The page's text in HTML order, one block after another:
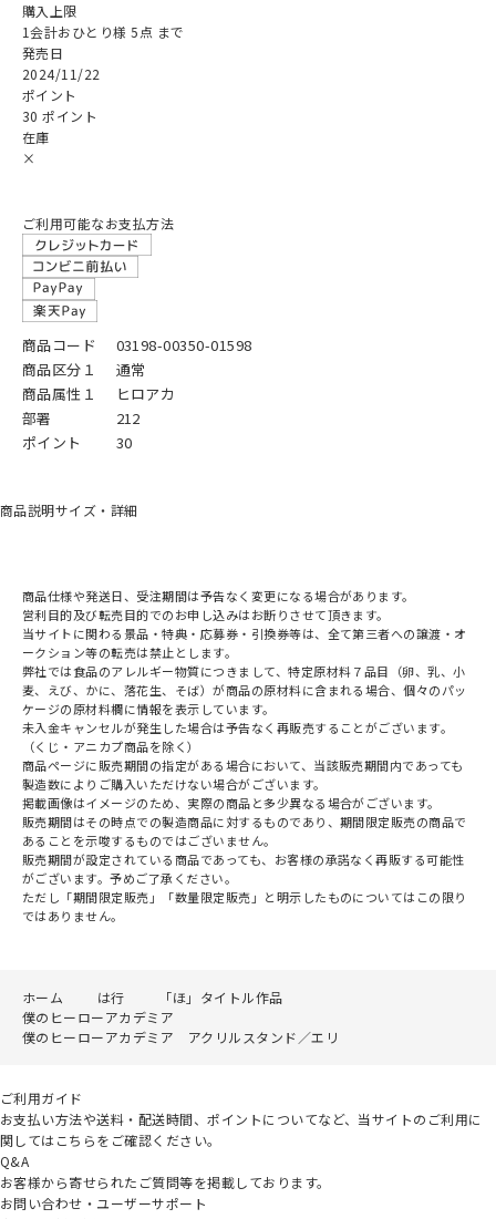
購入上限
1会計おひとり様 5点 まで
発売日
2024/11/22
ポイント
30 ポイント
在庫
×
ご利用可能なお支払方法
商品コード
03198-00350-01598
商品区分１
通常
商品属性１
ヒロアカ
部署
212
ポイント
30
商品説明サイズ・詳細
商品仕様や発送日、受注期間は予告なく変更になる場合があります。
営利目的及び転売目的でのお申し込みはお断りさせて頂きます。
当サイトに関わる景品・特典・応募券・引換券等は、全て第三者への譲渡・オ
ークション等の転売は禁止とします。
弊社では食品のアレルギー物質につきまして、特定原材料７品目（卵、乳、小
麦、えび、かに、落花生、そば）が商品の原材料に含まれる場合、個々のパッ
ケージの原材料欄に情報を表示しています。
未入金キャンセルが発生した場合は予告なく再販売することがございます。
（くじ・アニカプ商品を除く）
商品ページに販売期間の指定がある場合において、当該販売期間内であっても
製造数によりご購入いただけない場合がございます。
掲載画像はイメージのため、実際の商品と多少異なる場合がございます。
販売期間はその時点での製造商品に対するものであり、期間限定販売の商品で
あることを示唆するものではございません。
販売期間が設定されている商品であっても、お客様の承諾なく再販する可能性
がございます。予めご了承ください。
ただし「期間限定販売」「数量限定販売」と明示したものについてはこの限り
ではありません。
ホーム は行
「ほ」タイトル作品
僕のヒーローアカデミア
僕のヒーローアカデミア アクリルスタンド／エリ
ご利用ガイド
お支払い方法や送料・配送時間、ポイントについてなど、当サイトのご利用に
関してはこちらをご確認ください。
Q&A
お客様から寄せられたご質問等を掲載しております。
お問い合わせ・ユーザーサポート